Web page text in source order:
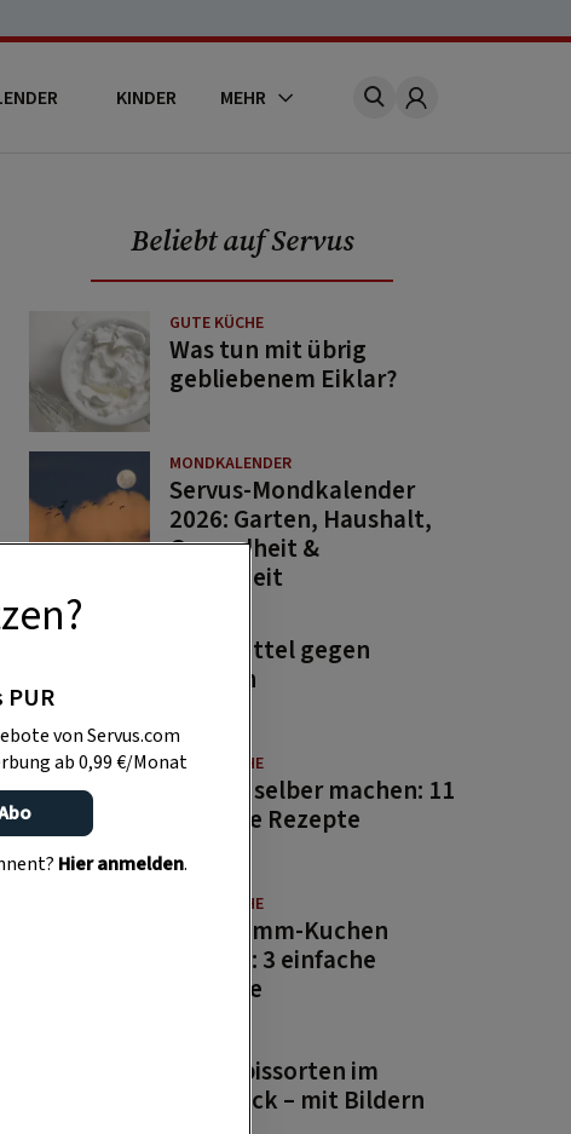
KINDER MEHR Account
Beliebt auf Servus
GUTE KÜCHE
Was tun mit übrig
gebliebenem Eiklar?
MONDKALENDER
Servus-Mondkalender
2026: Garten, Haushalt,
Gesundheit &
Schönheit
Hausmittel gegen
Wespen
GUTE KÜCHE
Saucen selber machen: 11
beliebte Rezepte
GUTE KÜCHE
Osterlamm-Kuchen
backen: 3 einfache
Rezepte
15 Kürbissorten im
Überblick – mit Bildern
PUR
von Servus.com
ab 0,99 €/Monat
Hier anmelden.